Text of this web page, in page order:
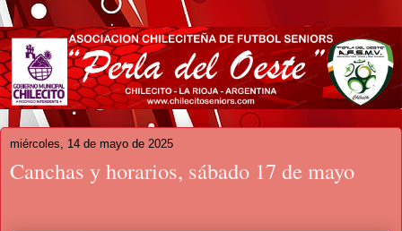
miércoles, 14 de mayo de 2025
Canchas y horarios, sábado 17 de mayo